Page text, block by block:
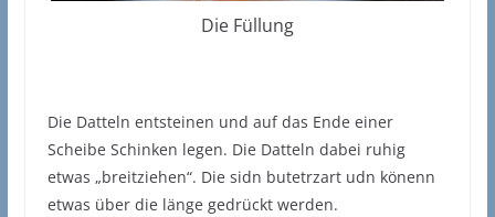
Die Füllung
Die Datteln entsteinen und auf das Ende einer
Scheibe Schinken legen. Die Datteln dabei ruhig
etwas „breitziehen“. Die sidn butetrzart udn könenn
etwas über die länge gedrückt werden.